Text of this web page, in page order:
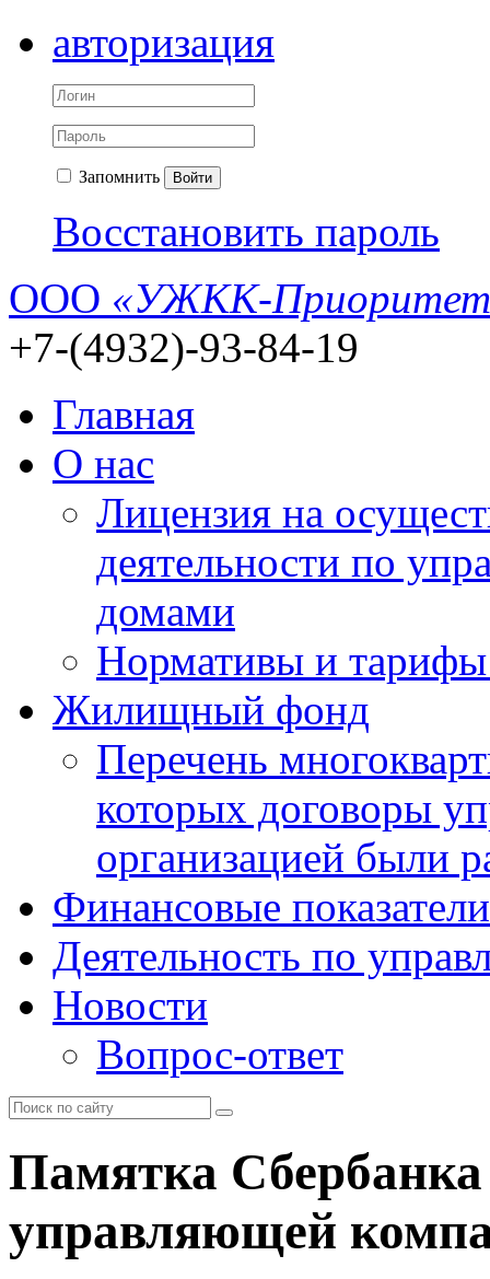
авторизация
Запомнить Войти
Восстановить пароль
ООО «УЖКК-
+7-(4932)-93-84-19
Главная
О нас
Лицензия на
деятельности по
домами
Нормативы и тарифы
Жилищный фонд
Перечень
которых договоры
организацией были
Финансовые показатели
Деятельность по
Новости
Вопрос-ответ
Памятка
управляющей